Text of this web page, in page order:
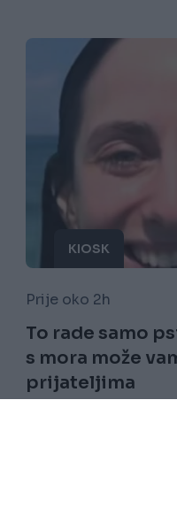
KIOSK
Prije oko 2h
To rade samo
s mora može
prijateljima